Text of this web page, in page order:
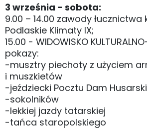
3 września - sobota:
9.00 – 14.00 zawody
Podlaskie Klimaty IX;
15.00 - WIDOWISKO
pokazy:
-musztry piechoty z użyciem
i muszkietów
-jeździecki Pocztu Dam
-sokolników
-lekkiej jazdy tatarskiej
-tańca staropolskiego